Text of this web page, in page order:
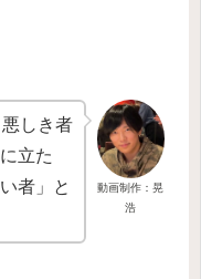
動画制作：晃
浩
しき者
立た
者」と